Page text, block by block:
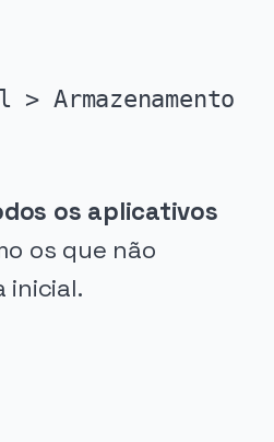
Armazenamento
os aplicativos
os que não
inicial.